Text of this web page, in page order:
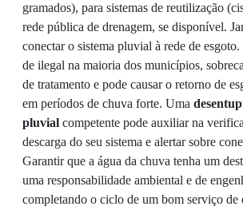
gramados), para sistemas de reutilização
rede pública de drenagem, se disponível.
conectar o sistema pluvial à rede de
de ilegal na maioria dos municípios,
de tratamento e pode causar o retorno de
em períodos de chuva forte. Uma
pluvial competente pode auxiliar na
descarga do seu sistema e alertar sobre
Garantir que a água da chuva tenha um
uma responsabilidade ambiental e de
completando o ciclo de um bom serviço de